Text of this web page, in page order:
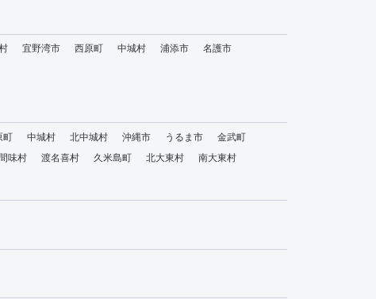
宜野湾市 西原町 中城村 浦添市
名護市
町 中城村 北中城村 沖縄市 うるま市
金武町
味村 渡名喜村 久米島町 北大東村
南大東村